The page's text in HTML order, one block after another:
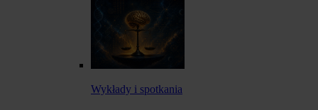
Wykłady i spotkania